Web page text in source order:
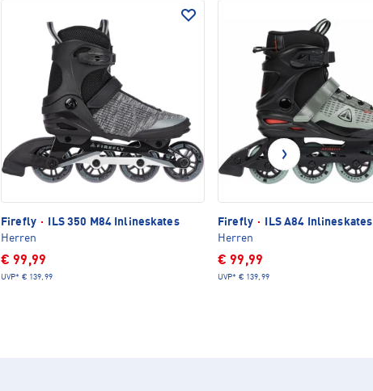
Firefly ·
ILS 350 M84 Inlineskates
Herren
€ 99,99
UVP* € 139,99
Firefly ·
ILS A84 Inlineskates
Herren
€ 99,99
UVP* € 139,99